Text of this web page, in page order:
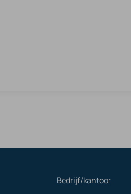
Bedrijf/kantoor